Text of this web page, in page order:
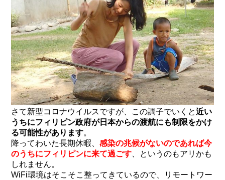
さて新型コロナウイルスですが、この調子でいくと近い
うちにフィリピン政府が日本からの渡航にも制限をかけ
る可能性があります。
降ってわいた長期休暇、感染の兆候がないのであれば今
のうちにフィリピンに来て過ごす 、というのもアリかも
しれません。
WiFi環境はそこそこ整ってきているので、リモートワー